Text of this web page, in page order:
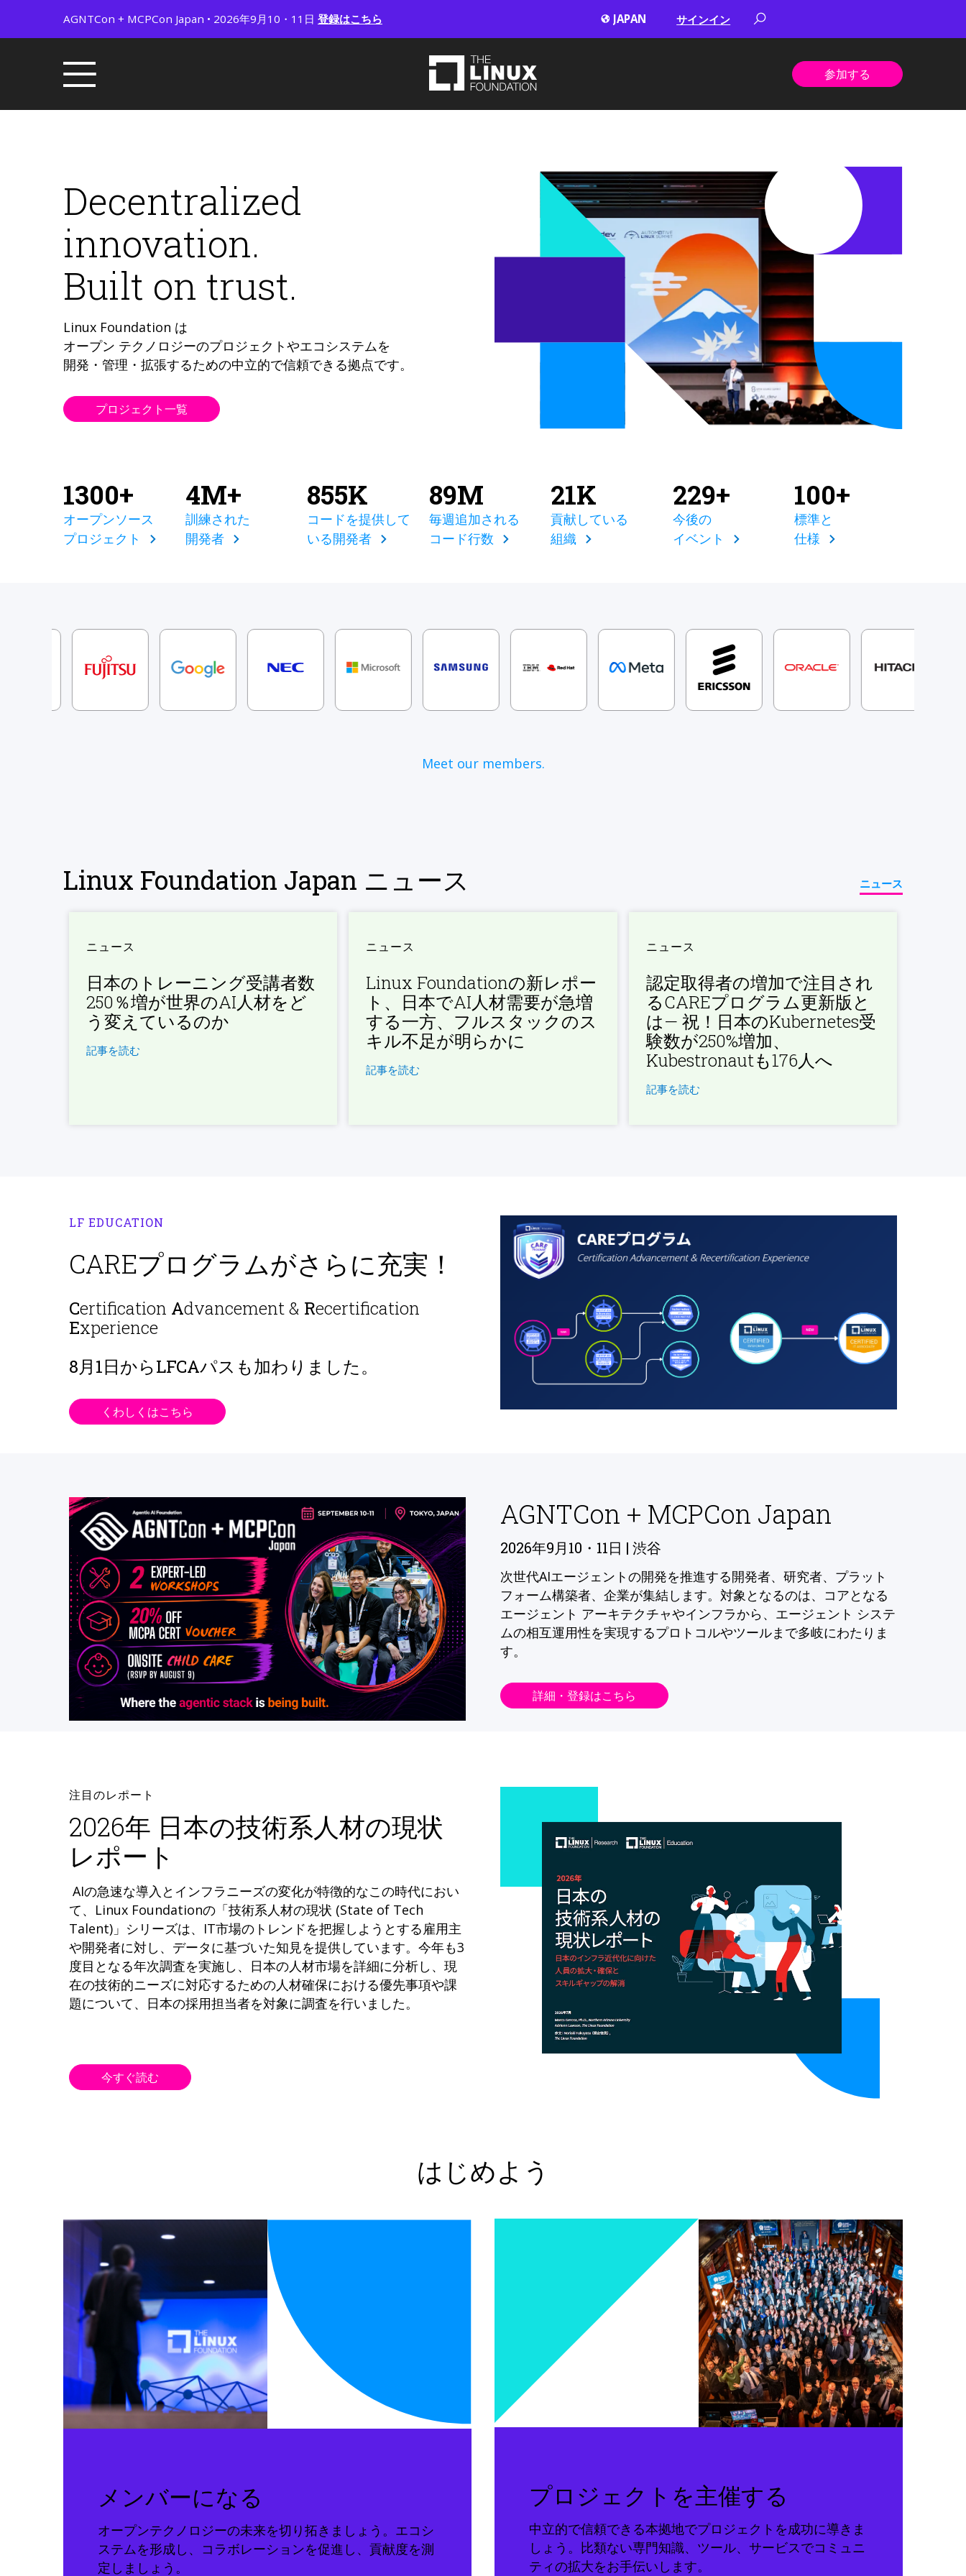
AGNTCon + MCPCon Japan • 2026年9月10・11日 登録はこちら サインイン
参加する
Decentralized
innovation.
Built on trust.
Linux Foundation は
オープン テクノロジーのプロジェクトやエコシステムを
開発・管理・拡張するための中立的で信頼できる拠点です。
プロジェクト一覧
1300+
オープンソース
プロジェクト
4M+
訓練された
開発者
855K
コードを提供して
いる開発者
89M
毎週追加される
コード行数
21K
貢献している
組織
229+
今後の
イベント
100+
標準と
仕様
Meet our members.
Linux Foundation Japan ニュース ニュース
ニュース
日本のトレーニング受講者数
250％増が世界のAI人材をど
う変えているのか
記事を読む
ニュース
Linux Foundationの新レポー
ト、日本でAI人材需要が急増
する一方、フルスタックのス
キル不足が明らかに
記事を読む
ニュース
認定取得者の増加で注目され
るCAREプログラム更新版と
は— 祝！日本のKubernetes受
験数が250%増加、
Kubestronautも176人へ
記事を読む
LF EDUCATION
CAREプログラムがさらに充実！
Certification Advancement & Recertification
Experience
8月1日からLFCAパスも加わりました。
くわしくはこちら
AGNTCon + MCPCon Japan
2026年9月10・11日 | 渋谷
次世代AIエージェントの開発を推進する開発者、研究者、プラット
フォーム構築者、企業が集結します。対象となるのは、コアとなる
エージェント アーキテクチャやインフラから、エージェント システ
ムの相互運用性を実現するプロトコルやツールまで多岐にわたりま
す。
詳細・登録はこちら
注目のレポート
2026年 日本の技術系人材の現状
レポート
AIの急速な導入とインフラニーズの変化が特徴的なこの時代におい
て、Linux Foundationの「技術系人材の現状 (State of Tech
Talent)」シリーズは、IT市場のトレンドを把握しようとする雇用主
や開発者に対し、データに基づいた知見を提供しています。今年も3
度目となる年次調査を実施し、日本の人材市場を詳細に分析し、現
在の技術的ニーズに対応するための人材確保における優先事項や課
題について、日本の採用担当者を対象に調査を行いました。
今すぐ読む
はじめよう
メンバーになる
オープンテクノロジーの未来を切り拓きましょう。エコシ
ステムを形成し、コラボレーションを促進し、貢献度を測
定しましょう。
プロジェクトを主催する
中立的で信頼できる本拠地でプロジェクトを成功に導きま
しょう。比類ない専門知識、ツール、サービスでコミュニ
ティの拡大をお手伝いします。